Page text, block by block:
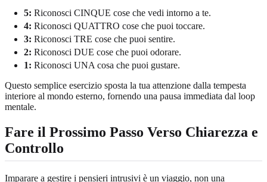
5: Riconosci CINQUE cose che vedi intorno a te.
4: Riconosci QUATTRO cose che puoi toccare.
3: Riconosci TRE cose che puoi sentire.
2: Riconosci DUE cose che puoi odorare.
1: Riconosci UNA cosa che puoi gustare.
Questo semplice esercizio sposta la tua attenzione dalla tempesta
interiore al mondo esterno, fornendo una pausa immediata dal loop
mentale.
Fare il Prossimo Passo Verso Chiarezza e
Controllo
Imparare a gestire i pensieri intrusivi è un viaggio, non una